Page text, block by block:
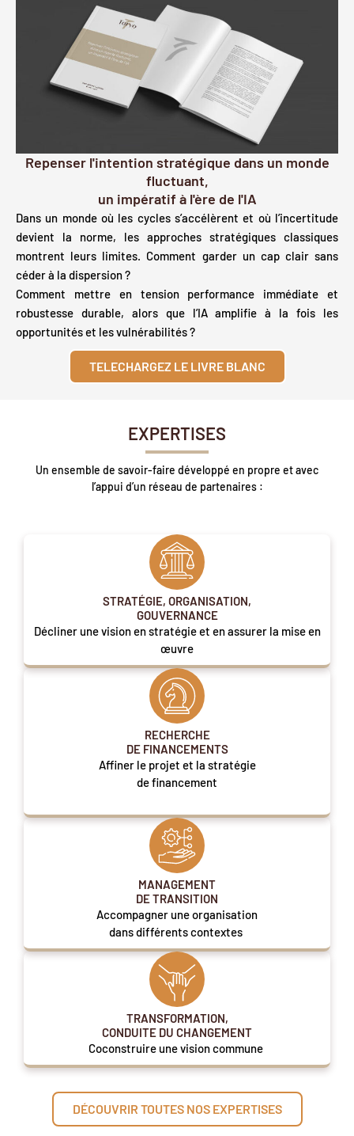
Repenser l'intention stratégique dans un monde
fluctuant,
un impératif à l'ère de l'IA
Dans un monde où les cycles s’accélèrent et où l’incertitude
devient la norme, les approches stratégiques classiques
montrent leurs limites. Comment garder un cap clair sans
céder à la dispersion ?
Comment mettre en tension performance immédiate et
robustesse durable, alors que l’IA amplifie à la fois les
opportunités et les vulnérabilités ?
TELECHARGEZ LE LIVRE BLANC
EXPERTISES
Un ensemble de savoir-faire développé en propre et avec
l’appui d’un réseau de partenaires :
STRATÉGIE, ORGANISATION,
GOUVERNANCE
Décliner une vision en stratégie et en assurer la mise en
œuvre
RECHERCHE
DE FINANCEMENTS
Affiner le projet et la stratégie
de financement
MANAGEMENT
DE TRANSITION
Accompagner une organisation
dans différents contextes
TRANSFORMATION,
CONDUITE DU CHANGEMENT
Coconstruire une vision commune
DÉCOUVRIR TOUTES NOS EXPERTISES